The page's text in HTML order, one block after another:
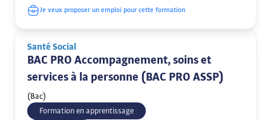
Je veux proposer un emploi pour cette formation
Santé Social
BAC PRO Accompagnement, soins et
services à la personne (BAC PRO ASSP)
(Bac)
Formation en apprentissage